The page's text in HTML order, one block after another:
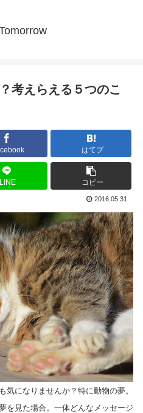
考えらえる５つのこ
はてブ
LINE コピー
2016.05.31
気になりませんか？特に動物の夢。
を見た場合。一体どんなメッセージ